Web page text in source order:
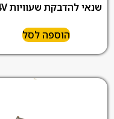
שנאי להדבקת שעוויות 24V
הוספה לסל